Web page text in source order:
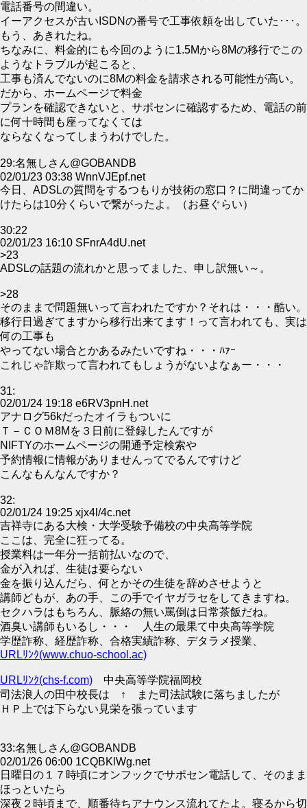
電話番号の間違い。
イーアクセスが古いISDNの番号で工事依頼を出していた･･･。
もう、あきれたね。
ちなみに、料金的にも今回のように1.5Mから8Mの移行でこの
ようなトラブルが起こると、
工事も済んでないのに8Mの料金を請求される可能性が高い。
だから、ホームページで料金
プランを確認できないと、サポセンに確認するため、電話の前
に何十時間も座ってなくては
ならなくなってしまうわけでした。
29:名無しさん@GOBANDB
02/01/23 03:38 WnnVJEpf.net
今日、ADSLの質問をするつもりが技術の窓口？に間違ってか
けたらは10分くらいで繋がったよ。（お昼ぐらい）
30:22
02/01/23 16:10 SFnrA4dU.net
>23
ADSLの話題の流れかと思ってました、申し訳無い～。
>28
そのままで問題無いって言われたですか？それは・・・酷い。
移行日過ぎてますから移行出来てます！って言われても、実は
何の工事も
やってない場合とかあるみたいですね・・・ﾊｧｰ
これじゃ詐欺って言われてもしょうがないよなぁー・・・
31:
02/01/24 19:18 e6RV3pnH.net
アナログ56kだったオイラもついに
Ｔ－ＣＯＭ8Mを３日前に登録したんですが
NIFTYのホームページの開通予定検索や
予約情報に情報がありませんってでるんですけど
こんなもんなんですか？
32:
02/01/24 19:25 xjx4l/4c.net
吉祥寺にある大検・大学受験予備校の中央高等学院
ここは、完全に狂ってる。
授業料は一年分一括前払いなので、
金が入れば、生徒は要らない
金を振り込んだら、何とかその生徒を辞めさせようと
講師どもが、あの手、この手でイヤガラセをしてきますね。
セクハラはもちろん、脈絡の無い罵倒は日常茶飯だね。
酒臭い講師もいるし・・・ 人生の最果て中央高等学院
学歴詐称、経歴詐称、合格実績詐称、デタラメ授業、
URLﾘﾝｸ(www.chuo-school.ac)
URLﾘﾝｸ(chs-f.com) 中央高等学院福岡校
司法浪人の田中校長は ↑ また司法試験に落ちましたが
ＨＰ上では下らない見栄を張っています
33:名無しさん@GOBANDB
02/01/26 06:00 1CQBKlWg.net
日曜日の１７時頃にオンフックでサポセン電話して、そのまま
ほっといたら
深夜２時頃まで、順番待ちアナウンス流れてたよ。寝るから切